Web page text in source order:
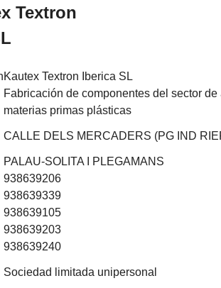
Textron
Kautex Textron Iberica SL
Fabricación de componentes del sector
materias primas plásticas
CALLE DELS MERCADERS (PG IND
PALAU-SOLITA I PLEGAMANS
938639206
938639339
938639105
938639203
938639240
Sociedad limitada unipersonal